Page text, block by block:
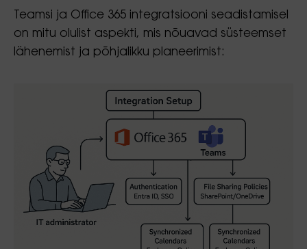
Teamsi ja Office 365 integratsiooni seadistamisel
on mitu olulist aspekti, mis nõuavad süsteemset
lähenemist ja põhjalikku planeerimist: